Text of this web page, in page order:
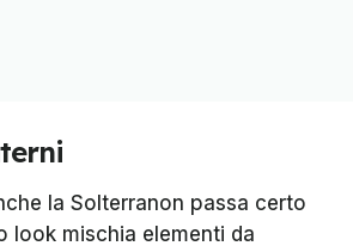
la Solterranon passa certo
look mischia elementi da